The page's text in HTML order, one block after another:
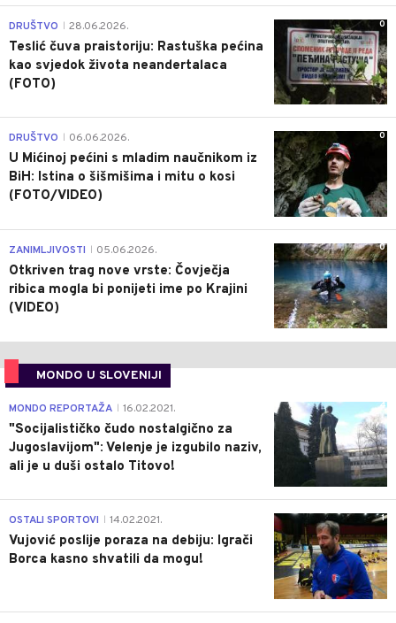
0
DRUŠTVO 28.06.2026.
Teslić čuva praistoriju: Rastuška pećina
kao svjedok života neandertalaca
(FOTO)
0
DRUŠTVO 06.06.2026.
U Mićinoj pećini s mladim naučnikom iz
BiH: Istina o šišmišima i mitu o kosi
(FOTO/VIDEO)
0
ZANIMLJIVOSTI 05.06.2026.
Otkriven trag nove vrste: Čovječja
ribica mogla bi ponijeti ime po Krajini
(VIDEO)
MONDO U SLOVENIJI
4
MONDO REPORTAŽA 16.02.2021.
"Socijalističko čudo nostalgično za
Jugoslavijom": Velenje je izgubilo naziv,
ali je u duši ostalo Titovo!
1
OSTALI SPORTOVI 14.02.2021.
Vujović poslije poraza na debiju: Igrači
Borca kasno shvatili da mogu!